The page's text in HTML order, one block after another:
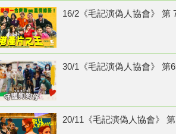
16/2《毛記演偽人協會》 第
30/1《毛記演偽人協會》 第
20/11《毛記演偽人協會》